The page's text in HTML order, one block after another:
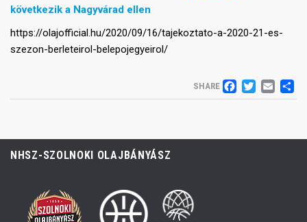
következik a Nagyvárad ellen
https://olajofficial.hu/2020/09/16/tajekoztato-a-2020-21-es-
szezon-berleteirol-belepojegyeirol/
SHARE
NHSZ-SZOLNOKI OLAJBÁNYÁSZ